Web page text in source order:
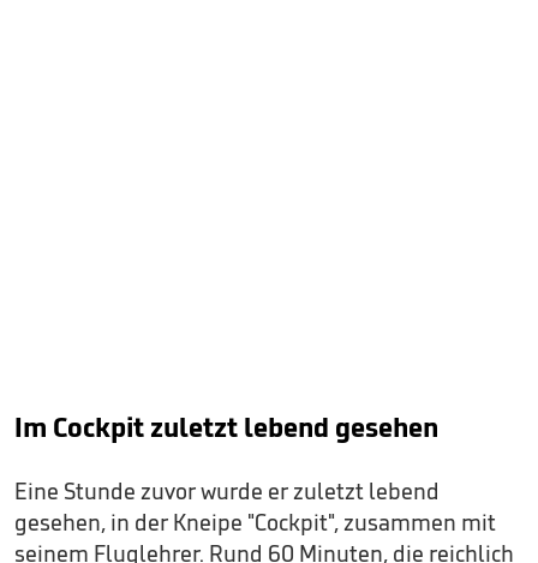
Im Cockpit zuletzt lebend gesehen
Eine Stunde zuvor wurde er zuletzt lebend
gesehen, in der Kneipe "Cockpit", zusammen mit
seinem Fluglehrer. Rund 60 Minuten, die reichlich